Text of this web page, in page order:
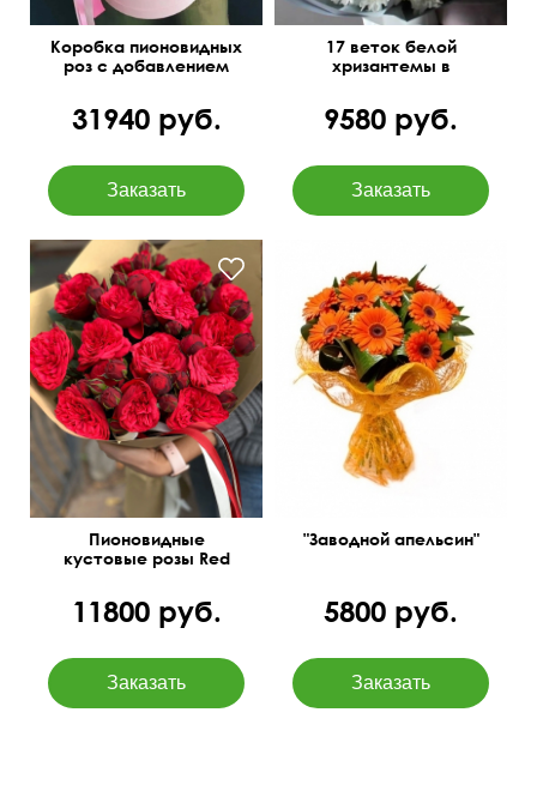
Коробка пионовидных
роз с добавлением
31940 руб.
17 веток белой
хризантемы в
9580 руб.
Пионовидные
кустовые розы Red
11800 руб.
"Заводной апельсин"
5800 руб.